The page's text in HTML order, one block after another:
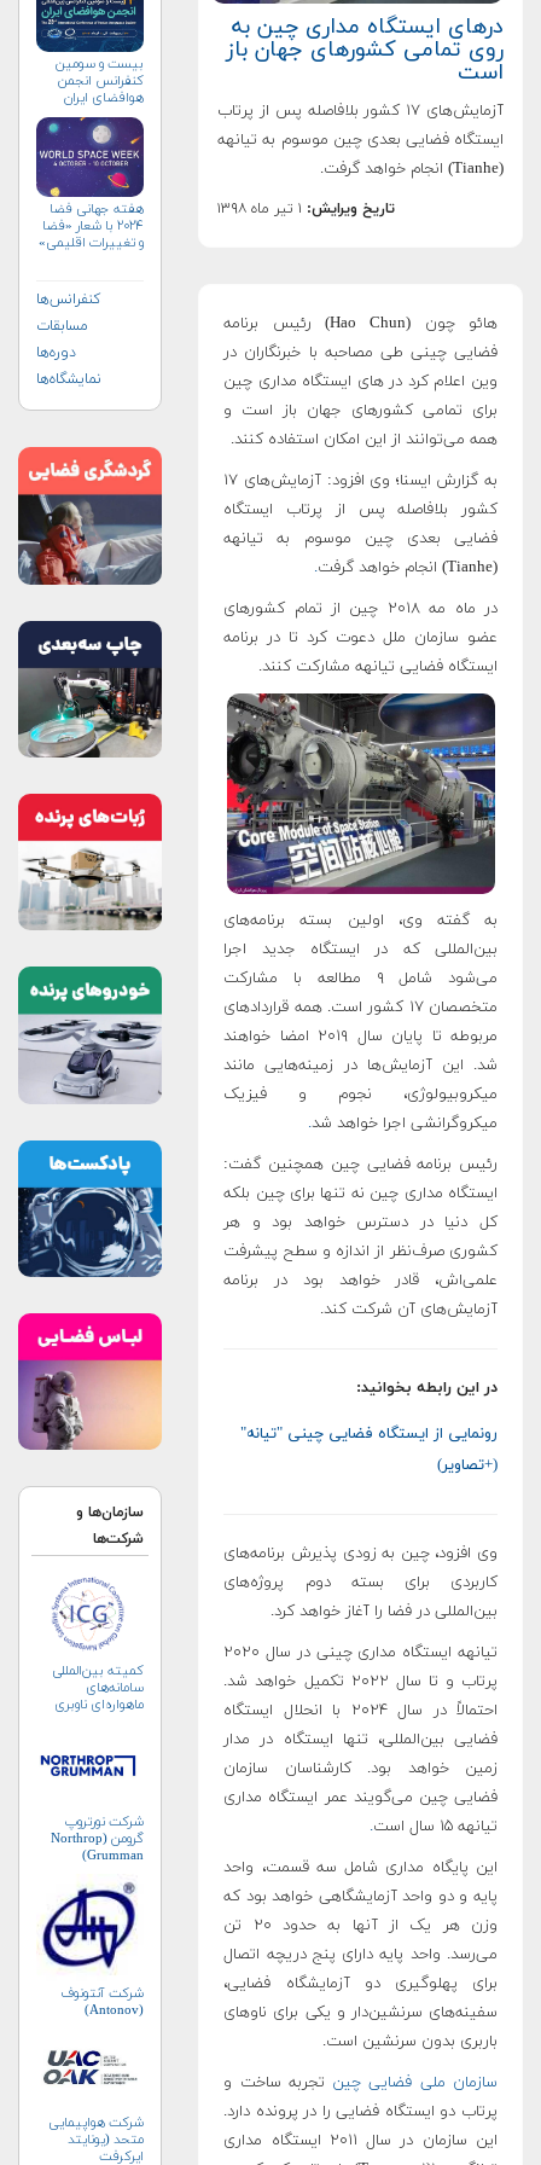
درهای ایستگاه مداری چین به
روی تمامی کشورهای جهان باز
است
آزمایش‌های ۱۷ کشور بلافاصله پس از پرتاب
ایستگاه فضایی بعدی چین موسوم به تیانهه
(Tianhe) انجام خواهد گرفت.
تاریخ ویرایش: ۱ تیر ماه ۱۳۹۸
هائو چون (Hao Chun) رئیس برنامه
فضایی چینی طی مصاحبه با خبرنگاران در
وین اعلام کرد در های ایستگاه مداری چین
برای تمامی کشورهای جهان باز است و
همه می‌توانند از این امکان استفاده کنند.
به گزارش ایسنا؛ وی افزود: آزمایش‌های ۱۷
کشور بلافاصله پس از پرتاب ایستگاه
فضایی بعدی چین موسوم به تیانهه
(Tianhe) انجام خواهد گرفت
.
در ماه مه ۲۰۱۸ چین از تمام کشورهای
عضو سازمان ملل دعوت کرد تا در برنامه
ایستگاه فضایی تیانهه مشارکت کنند.
به گفته وی، اولین بسته برنامه‌های
بین‌المللی که در ایستگاه جدید اجرا
می‌شود شامل ۹ مطالعه با مشارکت
متخصصان ۱۷ کشور است. همه قراردادهای
مربوطه تا پایان سال ۲۰۱۹ امضا خواهند
شد. این آزمایش‌ها در زمینه‌هایی مانند
میکروبیولوژی، نجوم و فیزیک
میکروگرانشی اجرا خواهد شد.
رئیس برنامه فضایی چین همچنین گفت:
ایستگاه مداری چین نه تنها برای چین بلکه
کل دنیا در دسترس خواهد بود و هر
کشوری صرف‌نظر از اندازه و سطح پیشرفت
علمی‌اش، قادر خواهد بود در برنامه
آزمایش‌های آن شرکت کند.
در این رابطه بخوانید:
رونمایی از ایستگاه فضایی چینی "تیانه"
(+تصاویر)
وی افزود، چین به زودی پذیرش برنامه‌های
کاربردی برای بسته دوم پروژه‌های
بین‌المللی در فضا را آغاز خواهد کرد.
تیانهه ایستگاه مداری چینی در سال ۲۰۲۰
پرتاب و تا سال ۲۰۲۲ تکمیل خواهد شد.
احتمالاً در سال ۲۰۲۴ با انحلال ایستگاه
فضایی بین‌المللی، تنها ایستگاه در مدار
زمین خواهد بود. کارشناسان سازمان
فضایی چین می‌گویند عمر ایستگاه مداری
تیانهه ۱۵ سال است
.
این پایگاه مداری شامل سه قسمت، واحد
پایه و دو واحد آزمایشگاهی خواهد بود که
وزن هر یک از آنها به حدود ۲۰ تن
می‌رسد. واحد پایه دارای پنج دریچه اتصال
برای پهلوگیری دو آزمایشگاه فضایی،
سفینه‌های سرنشین‌دار و یکی برای ناوهای
باربری بدون سرنشین است.
سازمان ملی فضایی چین تجربه ساخت و
پرتاب دو ایستگاه فضایی را در پرونده دارد.
این سازمان در سال ۲۰۱۱ ایستگاه مداری
بیست و سومین
کنفرانس انجمن
هوافضای ايران
هفته جهانی فضا
۲۰۲۴ با شعار «فضا
و تغییرات اقلیمی»
کنفرانس‌ها
مسابقات
دوره‌ها
نمایشگاه‌ها
سازمان‌ها و
شرکت‌ها
کمیته بین‌المللی
سامانه‌های
ماهواره‌ای ناوبری
شرکت نورتروپ
گرومن (Northrop
Grumman)
شرکت آنتونوف
(Antonov)
شرکت هواپیمایی
متحد (یونایتد
ایرکرفت